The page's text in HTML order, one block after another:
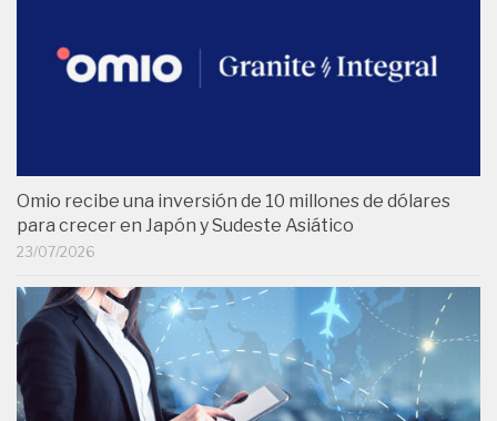
Omio recibe una inversión de 10 millones de dólares
para crecer en Japón y Sudeste Asiático
23/07/2026